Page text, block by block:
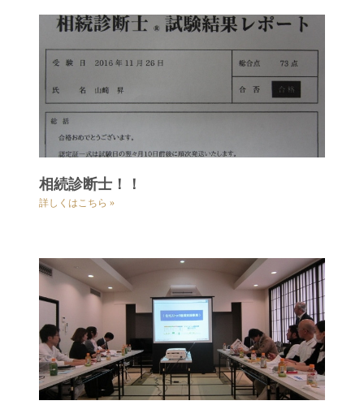
相続診断士！！
詳しくはこちら »